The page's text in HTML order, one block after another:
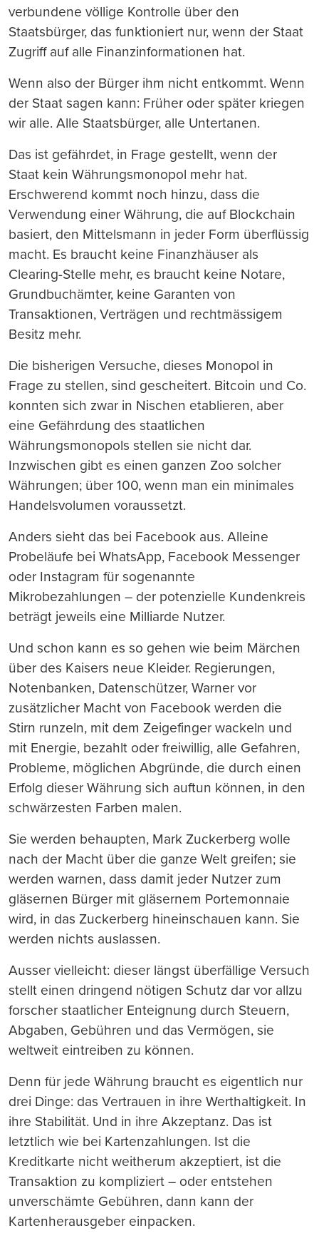
verbundene völlige Kontrolle über den
Staatsbürger, das funktioniert nur, wenn der Staat
Zugriff auf alle Finanzinformationen hat.
Wenn also der Bürger ihm nicht entkommt. Wenn
der Staat sagen kann: Früher oder später kriegen
wir alle. Alle Staatsbürger, alle Untertanen.
Das ist gefährdet, in Frage gestellt, wenn der
Staat kein Währungsmonopol mehr hat.
Erschwerend kommt noch hinzu, dass die
Verwendung einer Währung, die auf Blockchain
basiert, den Mittelsmann in jeder Form überflüssig
macht. Es braucht keine Finanzhäuser als
Clearing-Stelle mehr, es braucht keine Notare,
Grundbuchämter, keine Garanten von
Transaktionen, Verträgen und rechtmässigem
Besitz mehr.
Die bisherigen Versuche, dieses Monopol in
Frage zu stellen, sind gescheitert. Bitcoin und Co.
konnten sich zwar in Nischen etablieren, aber
eine Gefährdung des staatlichen
Währungsmonopols stellen sie nicht dar.
Inzwischen gibt es einen ganzen Zoo solcher
Währungen; über 100, wenn man ein minimales
Handelsvolumen voraussetzt.
Anders sieht das bei Facebook aus. Alleine
Probeläufe bei WhatsApp, Facebook Messenger
oder Instagram für sogenannte
Mikrobezahlungen – der potenzielle Kundenkreis
beträgt jeweils eine Milliarde Nutzer.
Und schon kann es so gehen wie beim Märchen
über des Kaisers neue Kleider. Regierungen,
Notenbanken, Datenschützer, Warner vor
zusätzlicher Macht von Facebook werden die
Stirn runzeln, mit dem Zeigefinger wackeln und
mit Energie, bezahlt oder freiwillig, alle Gefahren,
Probleme, möglichen Abgründe, die durch einen
Erfolg dieser Währung sich auftun können, in den
schwärzesten Farben malen.
Sie werden behaupten, Mark Zuckerberg wolle
nach der Macht über die ganze Welt greifen; sie
werden warnen, dass damit jeder Nutzer zum
gläsernen Bürger mit gläsernem Portemonnaie
wird, in das Zuckerberg hineinschauen kann. Sie
werden nichts auslassen.
Ausser vielleicht: dieser längst überfällige Versuch
stellt einen dringend nötigen Schutz dar vor allzu
forscher staatlicher Enteignung durch Steuern,
Abgaben, Gebühren und das Vermögen, sie
weltweit eintreiben zu können.
Denn für jede Währung braucht es eigentlich nur
drei Dinge: das Vertrauen in ihre Werthaltigkeit. In
ihre Stabilität. Und in ihre Akzeptanz. Das ist
letztlich wie bei Kartenzahlungen. Ist die
Kreditkarte nicht weitherum akzeptiert, ist die
Transaktion zu kompliziert – oder entstehen
unverschämte Gebühren, dann kann der
Kartenherausgeber einpacken.